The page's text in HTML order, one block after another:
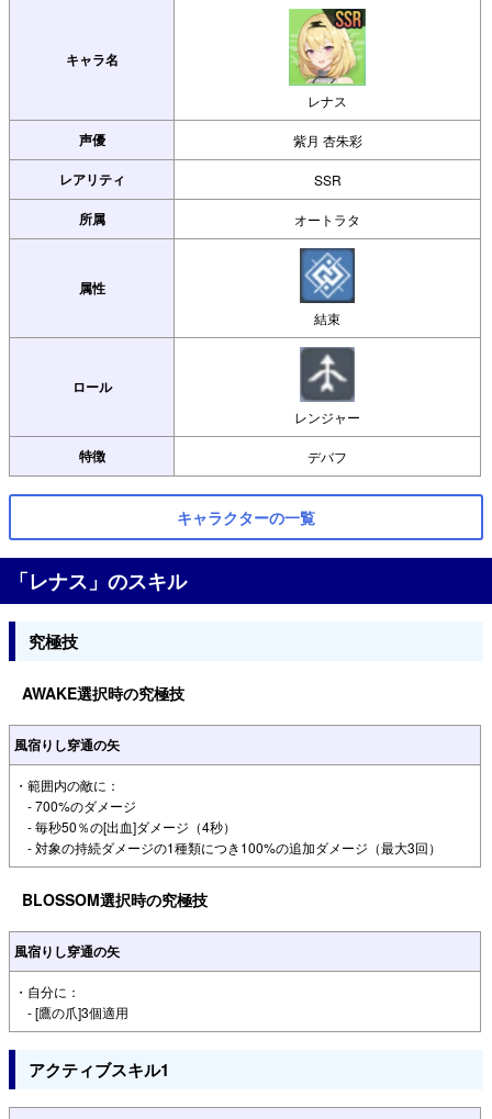
キャラ名
レナス
声優 紫月 杏朱彩
レアリティ SSR
所属 オートラタ
属性
結束
ロール
レンジャー
特徴 デバフ
キャラクターの一覧
「レナス」のスキル
究極技
AWAKE選択時の究極技
風宿りし穿通の矢
・範囲内の敵に：
- 700%のダメージ
- 毎秒50％の[出血]ダメージ（4秒）
- 対象の持続ダメージの1種類につき100%の追加ダメージ（最大3回）
BLOSSOM選択時の究極技
風宿りし穿通の矢
・自分に：
- [鷹の爪]3個適用
アクティブスキル1